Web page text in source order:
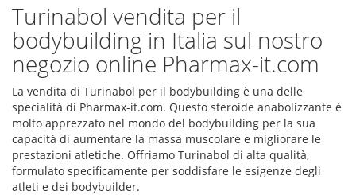
Turinabol vendita per il
bodybuilding in Italia sul nostro
negozio online Pharmax-it.com
La vendita di Turinabol per il bodybuilding è una delle
specialità di Pharmax-it.com. Questo steroide anabolizzante è
molto apprezzato nel mondo del bodybuilding per la sua
capacità di aumentare la massa muscolare e migliorare le
prestazioni atletiche. Offriamo Turinabol di alta qualità,
formulato specificamente per soddisfare le esigenze degli
atleti e dei bodybuilder.